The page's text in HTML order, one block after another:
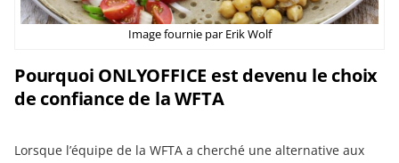
Image fournie par Erik Wolf
Pourquoi ONLYOFFICE est devenu le choix
de confiance de la WFTA
Lorsque l’équipe de la WFTA a cherché une alternative aux